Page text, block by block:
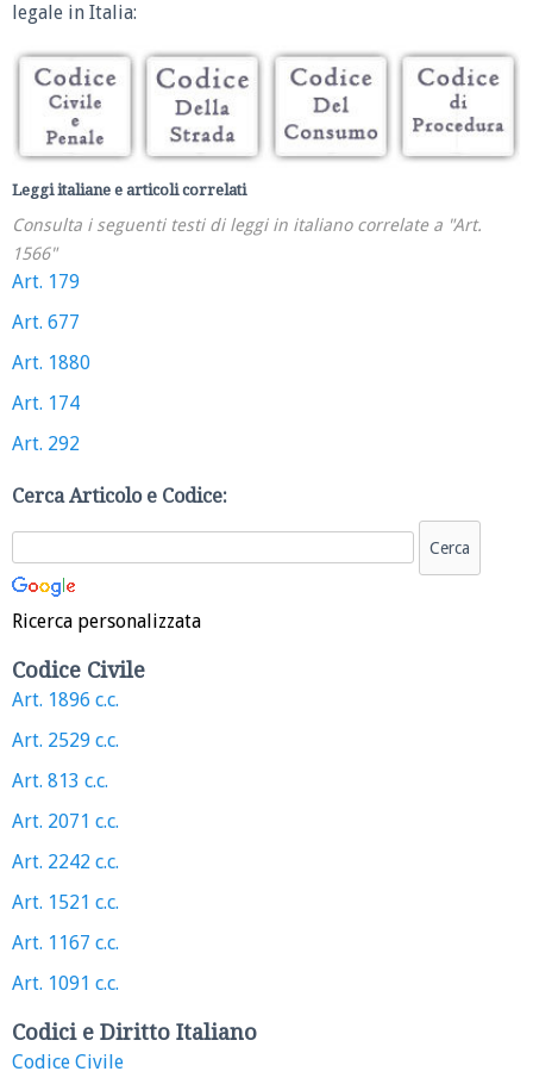
legale in Italia:
Leggi italiane e articoli correlati
Consulta i seguenti testi di leggi in italiano correlate a "Art.
1566"
Art. 179
Art. 677
Art. 1880
Art. 174
Art. 292
Cerca Articolo e Codice:
Ricerca personalizzata
Codice Civile
Art. 1896 c.c.
Art. 2529 c.c.
Art. 813 c.c.
Art. 2071 c.c.
Art. 2242 c.c.
Art. 1521 c.c.
Art. 1167 c.c.
Art. 1091 c.c.
Codici e Diritto Italiano
Codice Civile